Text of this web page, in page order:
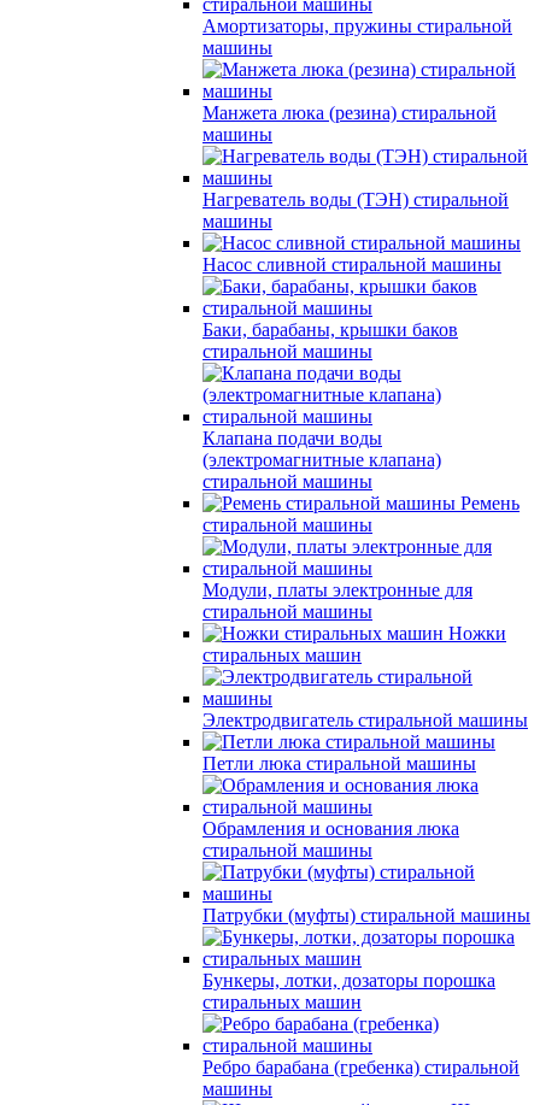
Амортизаторы, пружины стиральной
машины
Манжета люка (резина) стиральной
машины
Нагреватель воды (ТЭН) стиральной
машины
Насос сливной стиральной машины
Баки, барабаны, крышки баков
стиральной машины
Клапана подачи воды
(электромагнитные клапана)
стиральной машины
Ремень
стиральной машины
Модули, платы электронные для
стиральной машины
Ножки
стиральных машин
Электродвигатель стиральной машины
Петли люка стиральной машины
Обрамления и основания люка
стиральной машины
Патрубки (муфты) стиральной машины
Бункеры, лотки, дозаторы порошка
стиральных машин
Ребро барабана (гребенка) стиральной
машины